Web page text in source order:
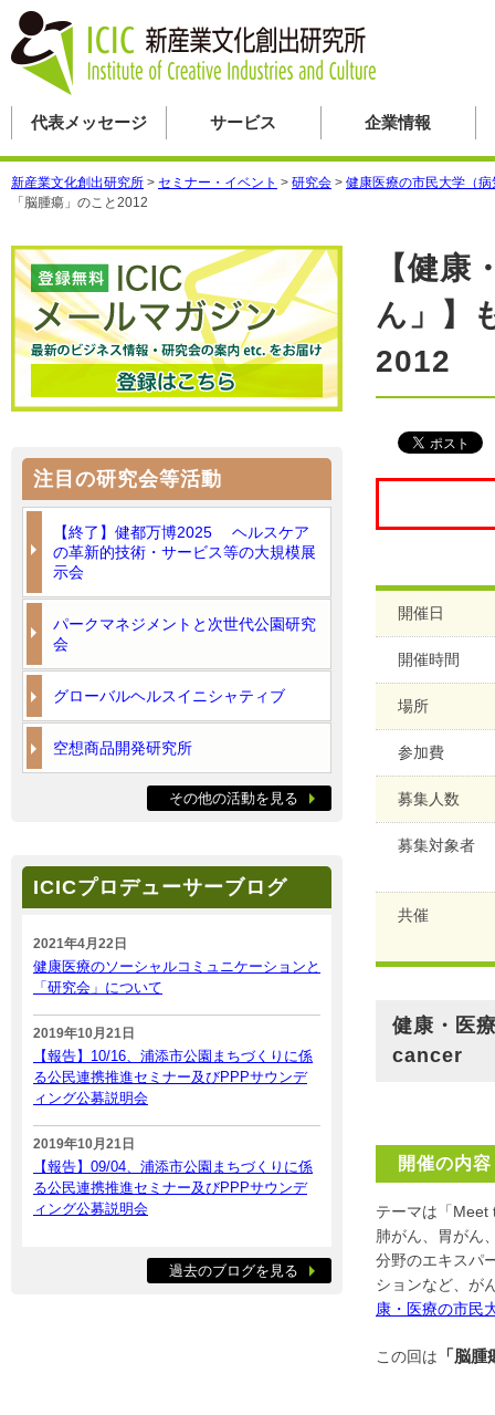
代表メッセージ サービス 企業情報
新産業文化創出研究所 > セミナー・イベント > 研究会 > 健康医療の市民大学（
「脳腫瘍」のこと2012
【健
ん」】
2012
開催日
開催時間
場所
参加費
募集人数
募集対象者
共催
健康・医
cancer
開催の内容
テーマは「Meet
肺がん、胃がん
分野のエキスパ
ションなど、が
康・医療の市民
この回は 「脳腫
注目の研究会等活動
【終了】健都万博2025 ヘルスケア
の革新的技術・サービス等の大規模展
示会
パークマネジメントと次世代公園研究
会
グローバルヘルスイニシャティブ
空想商品開発研究所
その他の活動を見る
ICICプロデューサーブログ
2021年4月22日
健康医療のソーシャルコミュニケーションと
「研究会」について
2019年10月21日
【報告】10/16、浦添市公園まちづくりに係
る公民連携推進セミナー及びPPPサウンデ
ィング公募説明会
2019年10月21日
【報告】09/04、浦添市公園まちづくりに係
る公民連携推進セミナー及びPPPサウンデ
ィング公募説明会
過去のブログを見る